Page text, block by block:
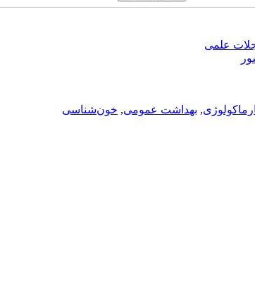
علمی
, بهداشت عمومی, خون‌شناسی